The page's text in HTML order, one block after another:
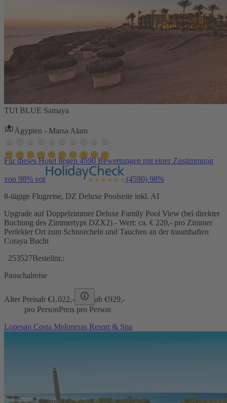
TUI BLUE Samaya
Ägypten - Marsa Alam
Für dieses Hotel liegen 4590 Bewertungen mit einer Zustimmung
von 98% vor (4590) 98%
8-tägige Flugreise, DZ Deluxe Poolseite inkl. AI
Upgrade auf Doppelzimmer Deluxe Family Pool View (bei direkter
Buchung des Zimmertyps DZX2) - Wert: ca. € 220,- pro Zimmer
Perfekter Ort zum Schnorcheln und Tauchen an der traumhaften
Coraya Bucht
253527Bestellnr.:
Pauschalreise
Alter Preisab €1.022,- ab €929,-
pro PersonPreis pro Person
Lopesan Costa Meloneras Resort & Spa